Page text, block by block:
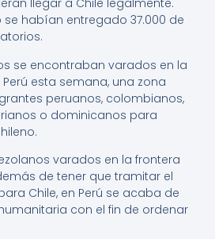
llegar a Chile legalmente.
habían entregado 37.000 de
se encontraban varados en la
esta semana, una zona
peruanos, colombianos,
o dominicanos para
varados en la frontera
de tener que tramitar el
Chile, en Perú se acaba de
con el fin de ordenar